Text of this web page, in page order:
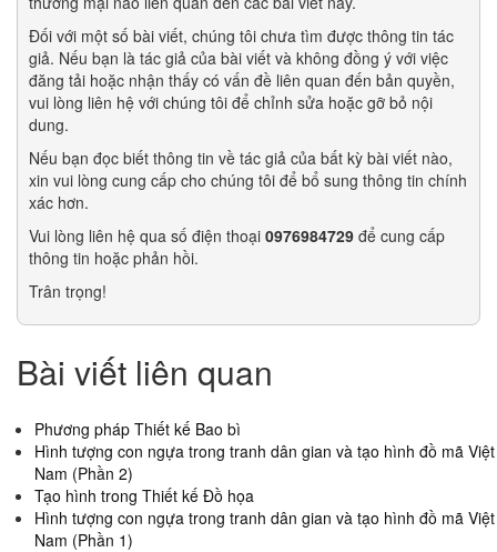
Đối với một số bài viết, chúng tôi chưa tìm được thông tin tác
giả. Nếu bạn là tác giả của bài viết và không đồng ý với việc
đăng tải hoặc nhận thấy có vấn đề liên quan đến bản quyền,
vui lòng liên hệ với chúng tôi để chỉnh sửa hoặc gỡ bỏ nội
dung.
Nếu bạn đọc biết thông tin về tác giả của bất kỳ bài viết nào,
xin vui lòng cung cấp cho chúng tôi để bổ sung thông tin chính
xác hơn.
Vui lòng liên hệ qua số điện thoại 0976984729 để cung cấp
thông tin hoặc phản hồi.
Trân trọng!
Bài viết liên quan
Phương pháp Thiết kế Bao bì
Hình tượng con ngựa trong tranh dân gian và tạo hình đồ mã Việt
Nam (Phần 2)
Tạo hình trong Thiết kế Đồ họa
Hình tượng con ngựa trong tranh dân gian và tạo hình đồ mã Việt
Nam (Phần 1)